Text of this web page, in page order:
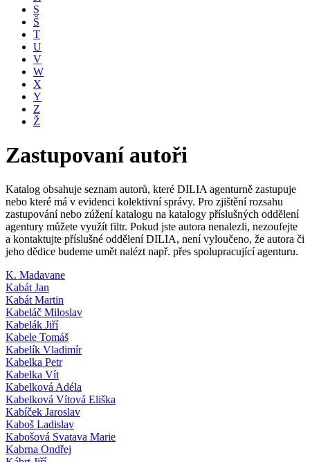
S
Š
T
U
V
W
X
Y
Z
Ž
Zastupovaní autoři
Katalog obsahuje seznam autorů, které DILIA agenturně zastupuje
nebo které má v evidenci kolektivní správy. Pro zjištění rozsahu
zastupování nebo zúžení katalogu na katalogy příslušných oddělení
agentury můžete využít filtr. Pokud jste autora nenalezli, nezoufejte
a kontaktujte příslušné oddělení DILIA, není vyloučeno, že autora či
jeho dědice budeme umět nalézt např. přes spolupracující agenturu.
K. Madavane
Kabát Jan
Kabát Martin
Kabeláč Miloslav
Kabelák Jiří
Kabele Tomáš
Kabelík Vladimír
Kabelka Petr
Kabelka Vít
Kabelková Adéla
Kabelková Vítová Eliška
Kabíček Jaroslav
Kaboš Ladislav
Kabošová Svatava Marie
Kabrna Ondřej